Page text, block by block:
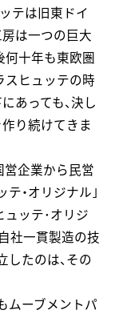
テは旧東ドイ
は一つの巨大
何十年も東欧圏
スヒュッテの時
あっても、決し
り続けてきま
営企業から民営
・オリジナル｣
ュッテ･オリジ
社一貫製造の技
たのは、その
ムーブメントパ